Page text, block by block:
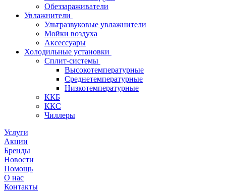
Обеззараживатели
Увлажнители
Ультразвуковые увлажнители
Мойки воздуха
Аксессуары
Холодильные установки
Сплит-системы
Высокотемпературные
Среднетемпературные
Низкотемпературные
ККБ
ККС
Чиллеры
Услуги
Акции
Бренды
Новости
Помощь
О нас
Контакты